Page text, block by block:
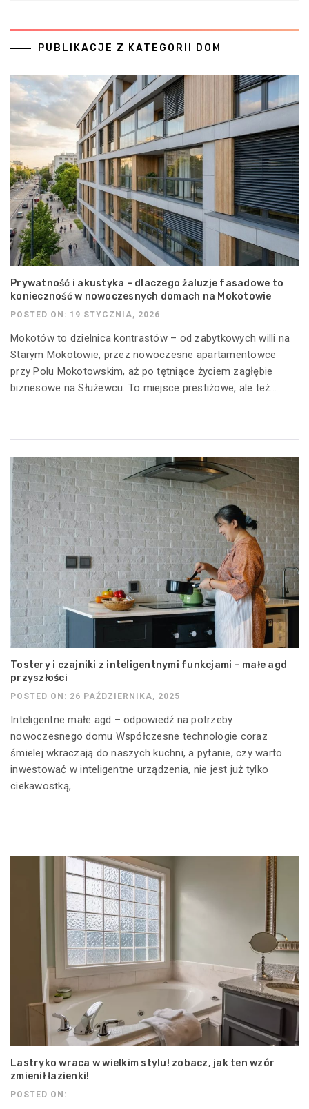
PUBLIKACJE Z KATEGORII DOM
Prywatność i akustyka – dlaczego żaluzje fasadowe to
konieczność w nowoczesnych domach na Mokotowie
POSTED ON: 19 STYCZNIA, 2026
Mokotów to dzielnica kontrastów – od zabytkowych willi na
Starym Mokotowie, przez nowoczesne apartamentowce
przy Polu Mokotowskim, aż po tętniące życiem zagłębie
biznesowe na Służewcu. To miejsce prestiżowe, ale też...
Tostery i czajniki z inteligentnymi funkcjami – małe agd
przyszłości
POSTED ON: 26 PAŹDZIERNIKA, 2025
Inteligentne małe agd – odpowiedź na potrzeby
nowoczesnego domu Współczesne technologie coraz
śmielej wkraczają do naszych kuchni, a pytanie, czy warto
inwestować w inteligentne urządzenia, nie jest już tylko
ciekawostką,...
Lastryko wraca w wielkim stylu! zobacz, jak ten wzór
zmienił łazienki!
POSTED ON: